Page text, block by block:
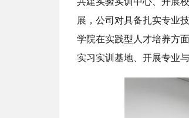
展，公司对具备扎实专业
学院在实践型人才培养方
实习实训基地、开展专业